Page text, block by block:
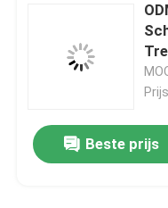
Over ons
Beste prijs